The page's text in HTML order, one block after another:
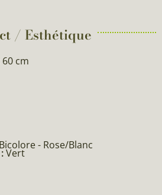
/ Esthétique
60 cm
Bicolore - Rose/Blanc
Vert